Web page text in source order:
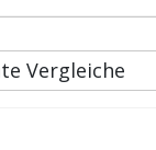
Vergleiche